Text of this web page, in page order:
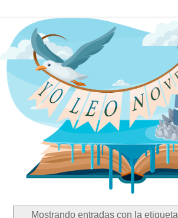
Mostrando entradas con la etiqueta